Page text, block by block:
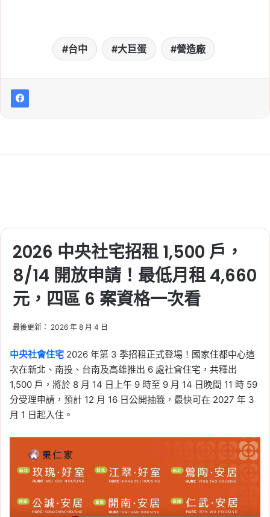
台中 大巨蛋 營造廠
2026 中央社宅招租 1,500 戶，
8/14 開放申請！最低月租 4,660
元，四區 6 案資格一次看
最後更新： 2026 年 8 月 4 日
中央社會住宅 2026 年第 3 季招租正式登場！國家住都中心這
次在新北、南投、台南及高雄推出 6 處社會住宅，共釋出
1,500 戶，將於 8 月 14 日上午 9 時至 9 月 14 日晚間 11 時 59
分受理申請，預計 12 月 16 日公開抽籤，最快可在 2027 年 3
月 1 日起入住。